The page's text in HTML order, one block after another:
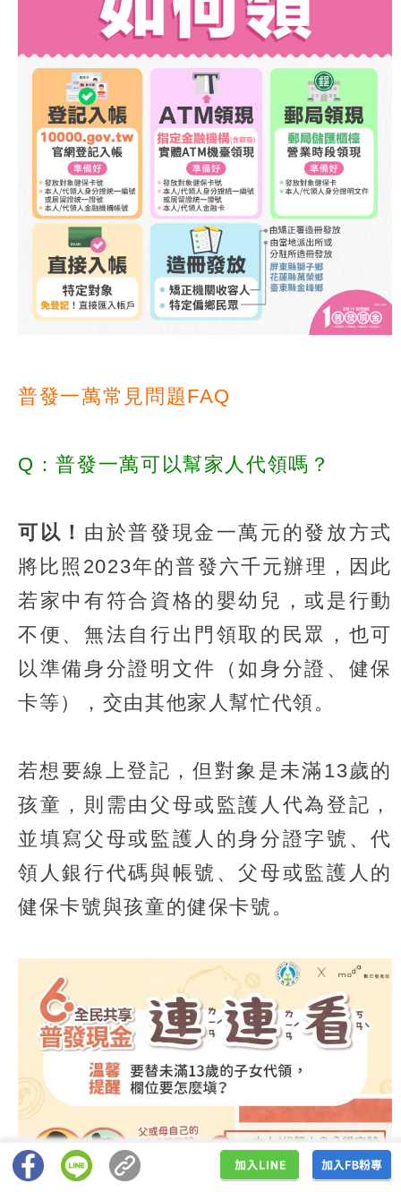
普發一萬常見問題FAQ
Q：普發一萬可以幫家人代領嗎？
可以！ 由於普發現金一萬元的發放方式
將比照2023年的普發六千元辦理，因此
若家中有符合資格的嬰幼兒，或是行動
不便、無法自行出門領取的民眾，也可
以準備身分證明文件（如身分證、健保
卡等），交由其他家人幫忙代領。
若想要線上登記，但對象是未滿13歲的
孩童，則需由父母或監護人代為登記，
並填寫父母或監護人的身分證字號、代
領人銀行代碼與帳號、父母或監護人的
健保卡號與孩童的健保卡號。